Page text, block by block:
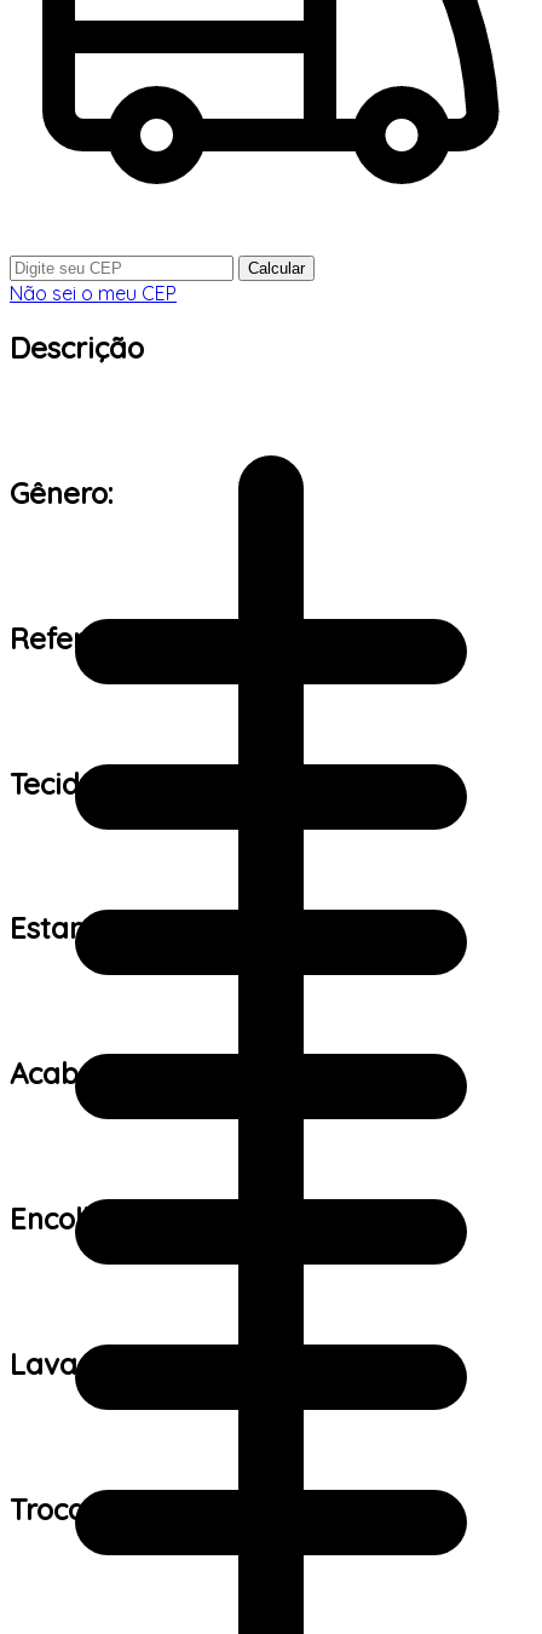
Calcular
Não sei o meu CEP
Descrição
Gênero:
Referência de tamanho:
Tecido:
Estampa:
Acabamento:
Encolhimento:
Lavagem:
Trocas e devoluções: